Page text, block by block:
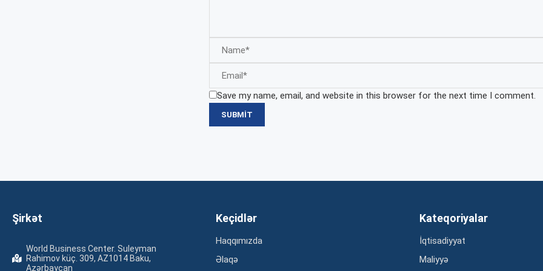
Save my name, email, and website in this browser for the next time I comment.
Şirkət
World Business Center. Suleyman
Rahimov küç. 309, AZ1014 Baku,
Azərbaycan
Keçidlər
Haqqımızda
Əlaqə
Kateqoriyalar
İqtisadiyyat
Maliyyə